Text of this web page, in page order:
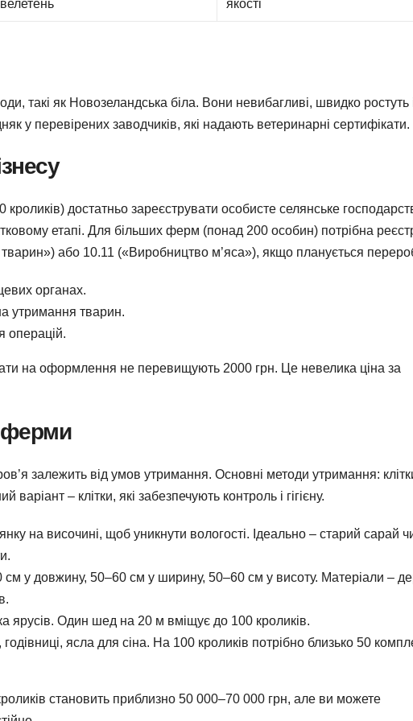
велетень
якості
такі як Новозеландська біла. Вони невибагливі, швидко ростуть
у перевірених заводчиків, які надають ветеринарні сертифікати.
достатньо зареєструвати особисте селянське
етапі. Для більших ферм (понад 200 особин) потрібна
або 10.11 («Виробництво м’яса»), якщо планується
органах.
утримання тварин.
операцій.
на оформлення не перевищують 2000 грн. Це невелика ціна за
ферми
залежить від умов утримання. Основні методи утримання:
– клітки, які забезпечують контроль і гігієну.
на височині, щоб уникнути вологості. Ідеально – старий сарай
см у довжину, 50–60 см у ширину, 50–60 см у висоту. Матеріали –
ярусів. Один шед на 20 м вміщує до 100 кроликів.
ясла для сіна. На 100 кроликів потрібно близько 50
становить приблизно 50 000–70 000 грн, але ви можете